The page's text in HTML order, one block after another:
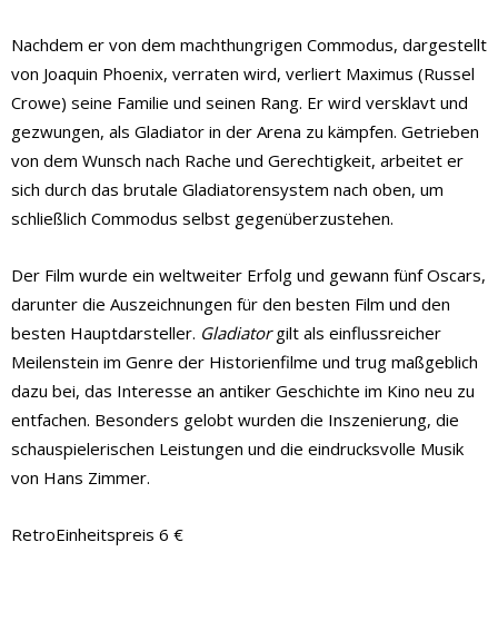
Nachdem er von dem machthungrigen Commodus, dargestellt
von Joaquin Phoenix, verraten wird, verliert Maximus (Russel
Crowe) seine Familie und seinen Rang. Er wird versklavt und
gezwungen, als Gladiator in der Arena zu kämpfen. Getrieben
von dem Wunsch nach Rache und Gerechtigkeit, arbeitet er
sich durch das brutale Gladiatorensystem nach oben, um
schließlich Commodus selbst gegenüberzustehen.
Der Film wurde ein weltweiter Erfolg und gewann fünf Oscars,
darunter die Auszeichnungen für den besten Film und den
besten Hauptdarsteller. Gladiatorgilt als einflussreicher
Meilenstein im Genre der Historienfilme und trug maßgeblich
dazu bei, das Interesse an antiker Geschichte im Kino neu zu
entfachen. Besonders gelobt wurden die Inszenierung, die
schauspielerischen Leistungen und die eindrucksvolle Musik
von Hans Zimmer.
RetroEinheitspreis 6 €